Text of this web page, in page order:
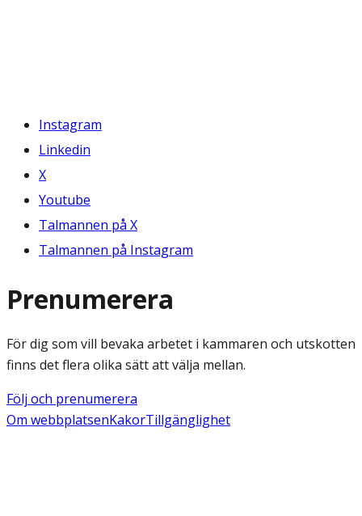
Instagram
Linkedin
X
Youtube
Talmannen på X
Talmannen på Instagram
Prenumerera
För dig som vill bevaka arbetet i kammaren och utskotten
finns det flera olika sätt att välja mellan.
Följ och prenumerera
Om webbplatsenKakorTillgänglighet